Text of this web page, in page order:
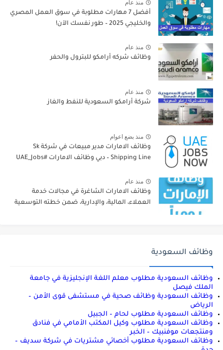
منذ عام
أفضل 7 مهارات مطلوبة في سوق العمل المصري
والخليجي 2025 – طور نفسك الآن!
منذ عام
وظائف شركه أرامكو للبترول والحفر
منذ عام
شركة أرامكو السعودية للنفط والغاز
منذ بضع اعوام
وظائف الامارات مدير مبيعات في شركة Sk
Shipping Line – دبي وظائف الامارات #UAE_Jobs
منذ عام
وظائف الامارات الشاغرة في مجالات خدمة
العملاء، المالية، والإدارية، ضمن خطته التوسعية
وظائف السعودية
وظائف السعودية مطلوب معلم اللغة الإنجليزية في جامعة
الملك فيصل
وظائف السعودية وظائف صحية في مستشفى قوى الأمن –
الرياض
وظائف السعودية مطلوب لحام – الجبيل
وظائف السعودية مطلوب وكيل المكتب الأمامي في فنادق
ومنتجعات موفنبيك – الخبر
وظائف السعودية مطلوب أخصائي مشتريات في شركة سديف –